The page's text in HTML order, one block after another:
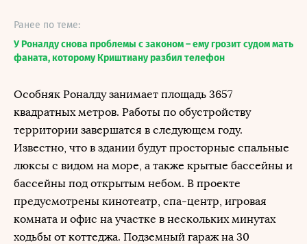
Ранее по теме:
У Роналду снова проблемы с законом – ему грозит судом мать
фаната, которому Криштиану разбил телефон
Особняк Роналду занимает площадь 3657
квадратных метров. Работы по обустройству
территории завершатся в следующем году.
Известно, что в здании будут просторные спальные
люксы с видом на море, а также крытые бассейны и
бассейны под открытым небом. В проекте
предусмотрены кинотеатр, спа-центр, игровая
комната и офис на участке в нескольких минутах
ходьбы от коттеджа. Подземный гараж на 30